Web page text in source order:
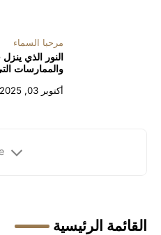
مرحبا السماء
النور الذي
والممارسات
أكتوبر 03, 2025
القائمة الرئيسية